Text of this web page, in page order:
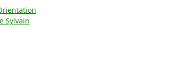
Sylvain